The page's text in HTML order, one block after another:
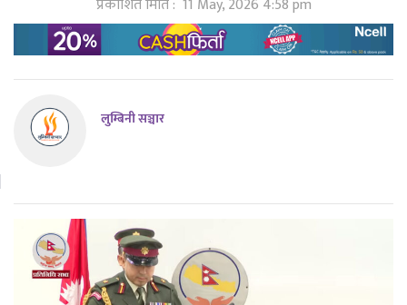
प्रकाशित मिति : 11 May, 2026 4:58 pm
लुम्बिनी सञ्चार